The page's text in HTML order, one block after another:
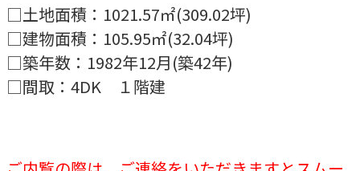
□土地面積：1021.57㎡(309.02坪)
□建物面積：105.95㎡(32.04坪)
□築年数：1982年12月(築42年)
□間取：4DK １階建